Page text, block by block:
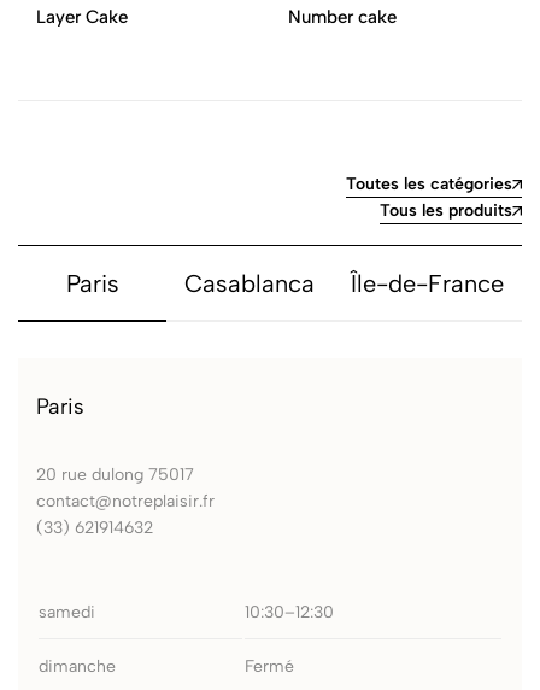
Layer Cake Number cake
Toutes les catégories
Tous les produits
Paris Casablanca Île-de-France
Paris
20 rue dulong 75017
contact@notreplaisir.fr
(33) 621914632
samedi 10:30–12:30
dimanche Fermé